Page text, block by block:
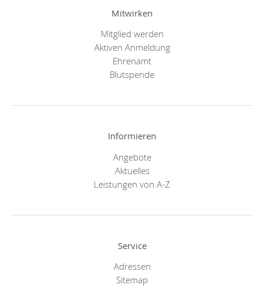
Mitwirken
Mitglied werden
Aktiven Anmeldung
Ehrenamt
Blutspende
Informieren
Angebote
Aktuelles
Leistungen von A-Z
Service
Adressen
Sitemap